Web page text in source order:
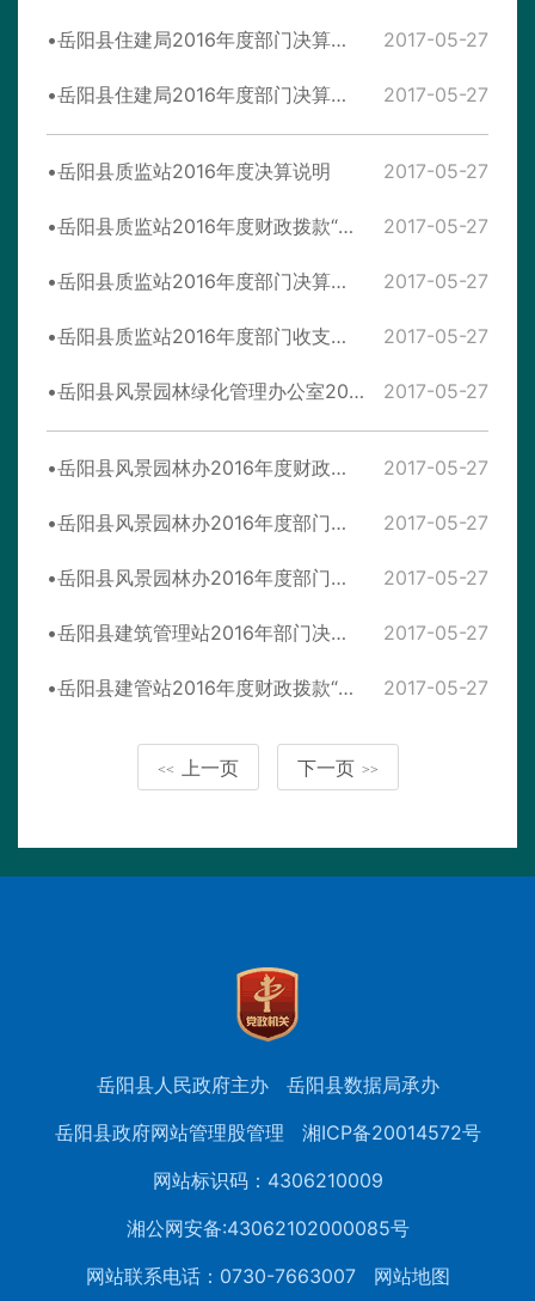
岳阳县住建局2016年度部门决算支出明细表 2017-05-27
岳阳县住建局2016年度部门决算说明 2017-05-27
岳阳县质监站2016年度决算说明 2017-05-27
岳阳县质监站2016年度财政拨款“三公”经费决算表 2017-05-27
岳阳县质监站2016年度部门决算支出明细表 2017-05-27
岳阳县质监站2016年度部门收支决算总表 2017-05-27
岳阳县风景园林绿化管理办公室2016年度部门决算情况说明 2017-05-27
岳阳县风景园林办2016年度财政拨款“三公”经费决算表 2017-05-27
岳阳县风景园林办2016年度部门决算支出明细表 2017-05-27
岳阳县风景园林办2016年度部门收支决算总表 2017-05-27
岳阳县建筑管理站2016年部门决算公开说明 2017-05-27
岳阳县建管站2016年度财政拨款“三公”经费决算表 2017-05-27
<< 上一页 下一页 >>
岳阳县人民政府主办
岳阳县数据局承办
岳阳县政府网站管理股管理
湘ICP备20014572号
网站标识码：4306210009
湘公网安备:43062102000085号
网站联系电话：0730-7663007
网站地图